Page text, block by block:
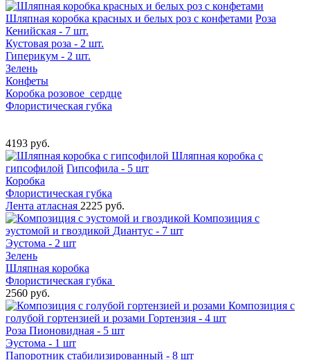
Шляпная коробка красных и белых роз с конфетами Роза
Кенийская - 7 шт.
Кустовая роза - 2 шт.
Гиперикум - 2 шт.
Зелень
Конфеты
Коробка розовое сердце
Флористическая губка
4193 руб.
Шляпная коробка с
гипсофилой Гипсофила - 5 шт
Коробка
Флористическая губка
Лента атласная 2225 руб.
Композиция с
эустомой и гвоздикой Диантус - 7 шт
Эустома - 2 шт
Зелень
Шляпная коробка
Флористическая губка
2560 руб.
Композиция с
голубой гортензией и розами Гортензия - 4 шт
Роза Пионовидная - 5 шт
Эустома - 1 шт
Папоротник стабилизированный - 8 шт